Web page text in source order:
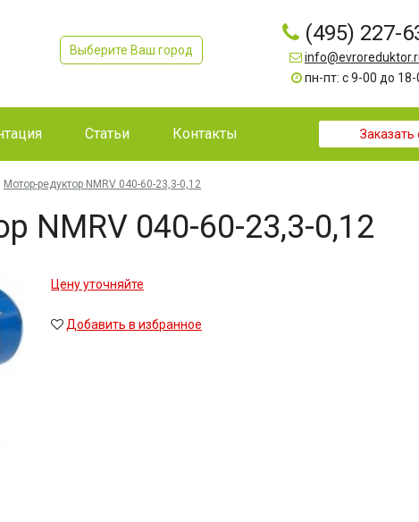
Выберите Ваш город
(495) 227-
пн-пт: с 9-00 до
Статьи Контакты Заказать
Мо­тор-ре­дук­тор NMRV 040-60-23,3-0,12
NMRV 040-60-23,3-0,12
Цену уточняйте
Добавить в избранное